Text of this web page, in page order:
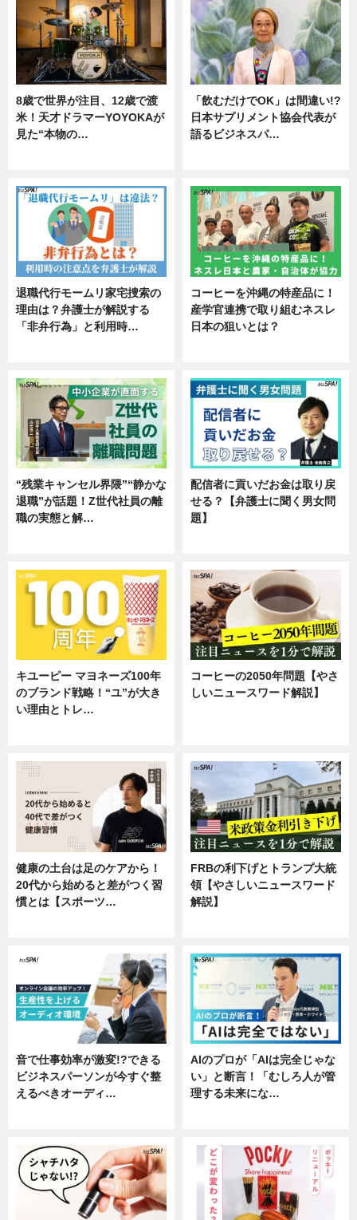
8歳で世界が注目、12歳で渡
米！天才ドラマーYOYOKAが
見た“本物の…
「飲むだけでOK」は間違い!?
日本サプリメント協会代表が
語るビジネスパ…
退職代行モームリ家宅捜索の
理由は？弁護士が解説する
「非弁行為」と利用時…
コーヒーを沖縄の特産品に！
産学官連携で取り組むネスレ
日本の狙いとは？
“残業キャンセル界隈”“静かな
退職”が話題！Z世代社員の離
職の実態と解…
配信者に貢いだお金は取り戻
せる？【弁護士に聞く男女問
題】
キユーピー マヨネーズ100年
のブランド戦略！“ユ”が大き
い理由とトレ…
コーヒーの2050年問題【やさ
しいニュースワード解説】
健康の土台は足のケアから！
20代から始めると差がつく習
慣とは【スポーツ…
FRBの利下げとトランプ大統
領【やさしいニュースワード
解説】
音で仕事効率が激変!?できる
ビジネスパーソンが今すぐ整
えるべきオーディ…
AIのプロが「AIは完全じゃな
い」と断言！「むしろ人が管
理する未来にな…